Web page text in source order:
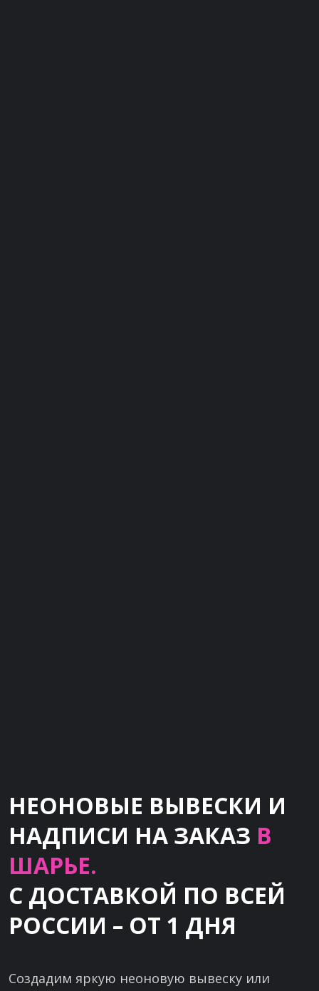
НЕОНОВЫЕ ВЫВЕСКИ И
НАДПИСИ НА ЗАКАЗ В
ШАРЬЕ.
С ДОСТАВКОЙ ПО ВСЕЙ
РОССИИ – ОТ 1 ДНЯ
Создадим яркую неоновую вывеску или